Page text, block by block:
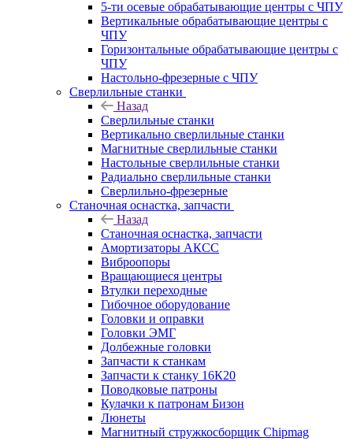
5-ти осевые обрабатывающие центры с ЧПУ
Вертикальные обрабатывающие центры с
ЧПУ
Горизонтальные обрабатывающие центры с
ЧПУ
Настольно-фрезерные с ЧПУ
Сверлильные станки
Назад
Сверлильные станки
Вертикально сверлильные станки
Магнитные сверлильные станки
Настольные сверлильные станки
Радиально сверлильные станки
Сверлильно-фрезерные
Станочная оснастка, запчасти
Назад
Станочная оснастка, запчасти
Амортизаторы АКСС
Виброопоры
Вращающиеся центры
Втулки переходные
Гибочное оборудование
Головки и оправки
Головки ЭМГ
Долбежные головки
Запчасти к станкам
Запчасти к станку 16К20
Поводковые патроны
Кулачки к патронам Бизон
Люнеты
Магнитный стружкосборщик Chipmag